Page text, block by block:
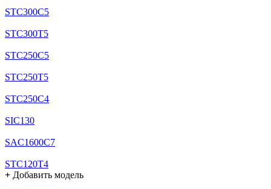
STC300C5
STC300T5
STC250C5
STC250T5
STC250C4
SIC130
SAC1600C7
STC120T4
+ Добавить модель